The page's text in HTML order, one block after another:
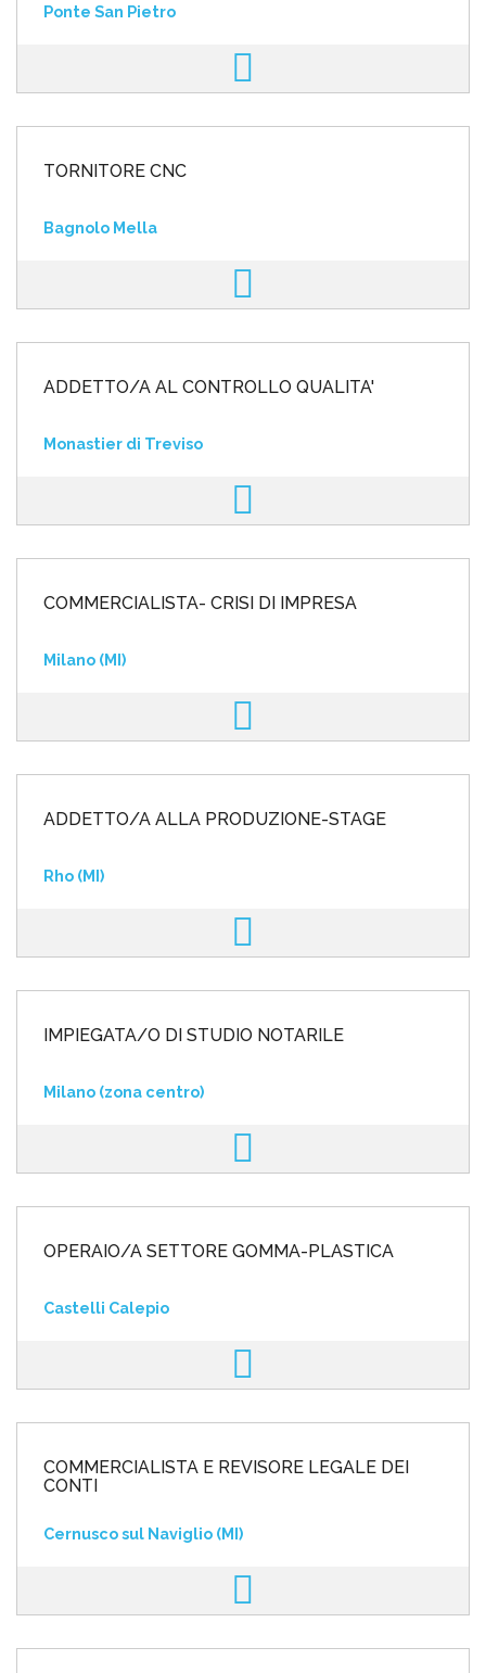
Ponte San Pietro
TORNITORE CNC
Bagnolo Mella
ADDETTO/A AL CONTROLLO QUALITA'
Monastier di Treviso
COMMERCIALISTA- CRISI DI IMPRESA
Milano (MI)
ADDETTO/A ALLA PRODUZIONE-STAGE
Rho (MI)
IMPIEGATA/O DI STUDIO NOTARILE
Milano (zona centro)
OPERAIO/A SETTORE GOMMA-PLASTICA
Castelli Calepio
COMMERCIALISTA E REVISORE LEGALE DEI
CONTI
Cernusco sul Naviglio (MI)